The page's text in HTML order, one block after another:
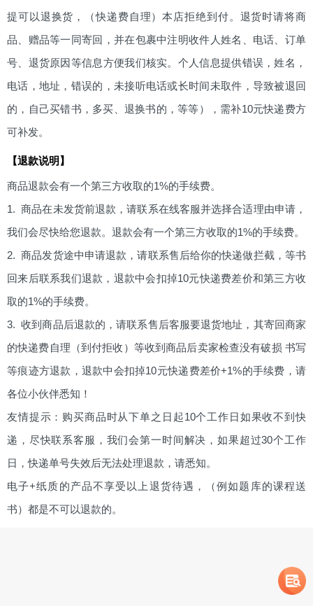
提可以退换货，（快递费自理）本店拒绝到付。退货时请将商
品、赠品等一同寄回，并在包裹中注明收件人姓名、电话、订单
号、退货原因等信息方便我们核实。个人信息提供错误，姓名，
电话，地址，错误的，未接听电话或长时间未取件，导致被退回
的，自己买错书，多买、退换书的，等等），需补10元快递费方
可补发。
【退款说明】
商品退款会有一个第三方收取的1%的手续费。
1. 商品在未发货前退款，请联系在线客服并选择合适理由申请，
我们会尽快给您退款。退款会有一个第三方收取的1%的手续费。
2. 商品发货途中申请退款，请联系售后给你的快递做拦截，等书
回来后联系我们退款，退款中会扣掉10元快递费差价和第三方收
取的1%的手续费。
3. 收到商品后退款的，请联系售后客服要退货地址，其寄回商家
的快递费自理（到付拒收）等收到商品后卖家检查没有破损 书写
等痕迹方退款，退款中会扣掉10元快递费差价+1%的手续费，请
各位小伙伴悉知！
友情提示：购买商品时从下单之日起10个工作日如果收不到快
递，尽快联系客服，我们会第一时间解决，如果超过30个工作
日，快递单号失效后无法处理退款，请悉知。
电子+纸质的产品不享受以上退货待遇，（例如题库的课程送
书）都是不可以退款的。